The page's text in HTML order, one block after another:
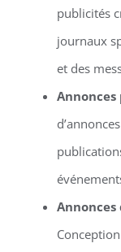
publicités
journaux
et des